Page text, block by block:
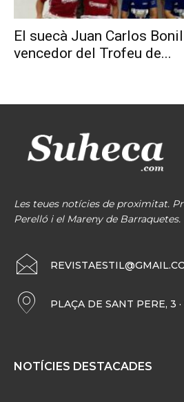
El suecà Juan Carlos
vencedor del Trofeu de...
Les teues notícies de proximitat.
Perelló i el Mareny de Barraquetes.
PLAÇA DE SANT PERE, 3 ·
NOTÍCIES DESTACADES